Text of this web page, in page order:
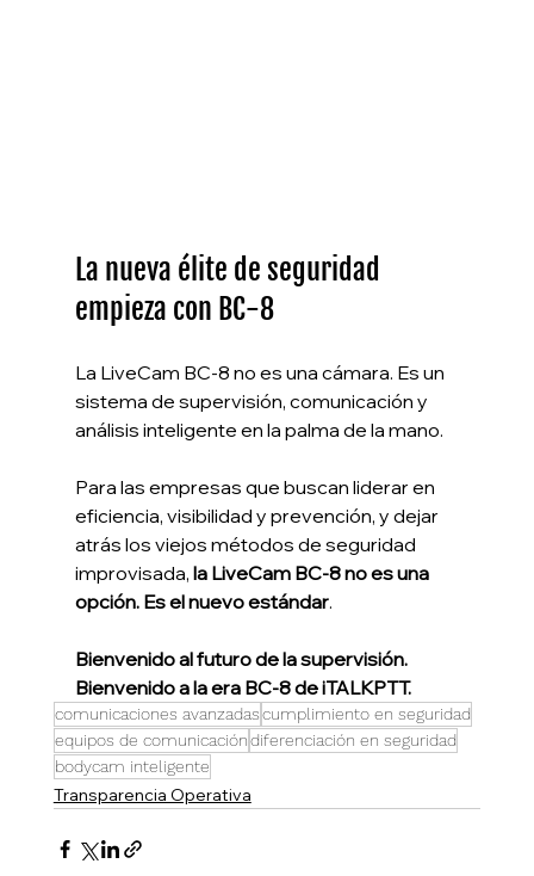
La nueva élite de seguridad
empieza con BC-8
La LiveCam BC-8 no es una cámara. Es un
sistema de supervisión, comunicación y
análisis inteligente en la palma de la mano.
Para las empresas que buscan liderar en
eficiencia, visibilidad y prevención, y dejar
atrás los viejos métodos de seguridad
improvisada, la LiveCam BC-8 no es una
opción. Es el nuevo estándar.
Bienvenido al futuro de la supervisión.
Bienvenido a la era BC-8 de iTALKPTT.
comunicaciones avanzadascumplimiento en seguridad
equipos de comunicacióndiferenciación en seguridad
bodycam inteligente
Transparencia Operativa